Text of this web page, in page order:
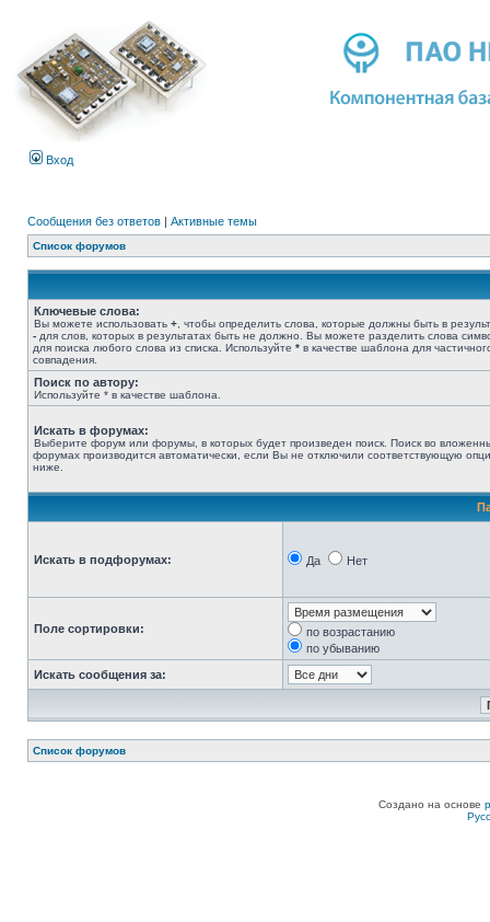
Вход
Сообщения без ответов | Активные темы
Список форумов
Ключевые слова:
Вы можете использовать + , чтобы определить слова, которые должны быть в
- для слов, которых в результатах быть не должно. Вы можете разделить слова
для поиска любого слова из списка. Используйте * в качестве шаблона для
совпадения.
Поиск по автору:
Используйте * в качестве шаблона.
Искать в форумах:
Выберите форум или форумы, в которых будет произведен поиск. Поиск во
форумах производится автоматически, если Вы не отключили соответствующую
ниже.
Искать в подфорумах: Да Нет
Поле сортировки:
по возрастанию
по убыванию
Искать сообщения за:
Список форумов
Создано на основе